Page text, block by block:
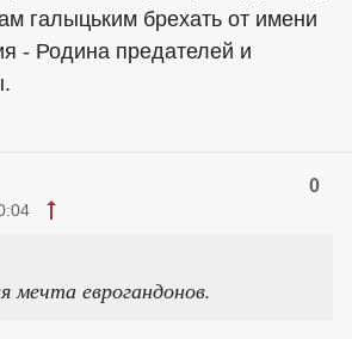
галыцьким брехать от имени
- Родина предателей и
0
мечта еврогандонов.